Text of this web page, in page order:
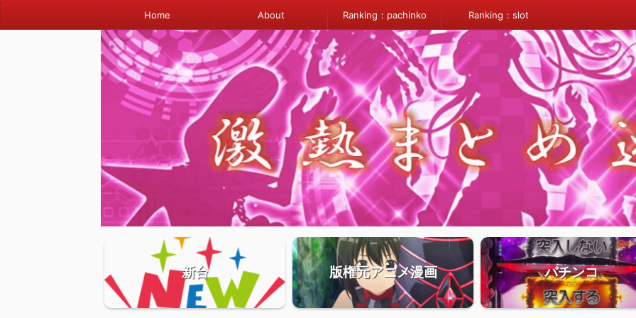
Home About Ranking：pachinko Ranking：slot
新台 版権元アニメ漫画 パチンコ